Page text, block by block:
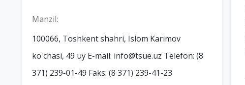
Manzil:
100066, Toshkent shahri, Islom Karimov
ko'chasi, 49 uy E-mail: info@tsue.uz Telefon: (8
371) 239-01-49 Faks: (8 371) 239-41-23